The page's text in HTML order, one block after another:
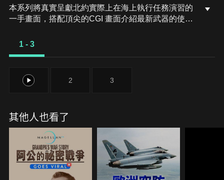
本系列將真實呈獻北約實際上在海上執行任務演習的
一手畫面，搭配頂尖的CGI 畫面介紹最新武器的使用
後的策略演習。系列還將解密從未公開過的罕見資
1 - 3
1 2 3
其他人也看了